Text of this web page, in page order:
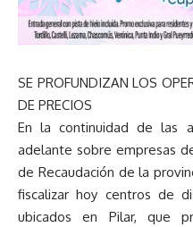
SE PROFUNDIZAN LOS
DE PRECIOS
En la continuidad de las
adelante sobre empresas
de Recaudación de la
fiscalizar hoy centros de
ubicados en Pilar, que